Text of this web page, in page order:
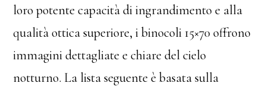
loro potente capacità di ingrandimento e alla
qualità ottica superiore, i binocoli 15×70 offrono
immagini dettagliate e chiare del cielo
notturno. La lista seguente è basata sulla